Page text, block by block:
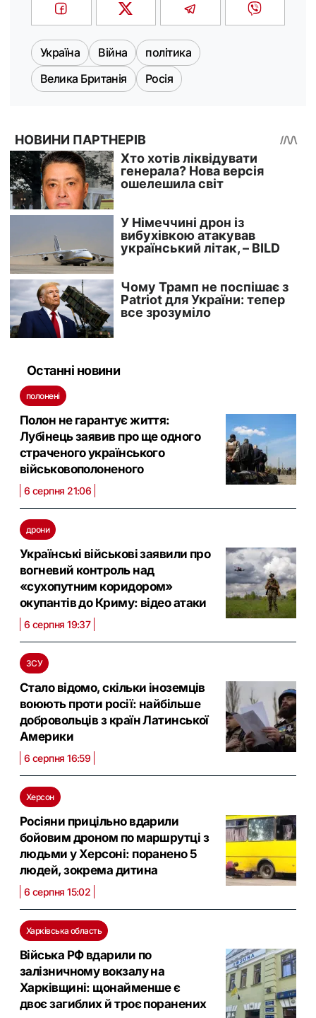
Україна Війна
політика
Велика Британія
Росія
Останні новини
полонені
Полон не гарантує життя:
Лубінець заявив про ще одного
страченого українського
військовополоненого
6 серпня 21:06
дрони
Українські військові заявили про
вогневий контроль над
«сухопутним коридором»
окупантів до Криму: відео атаки
6 серпня 19:37
ЗСУ
Стало відомо, скільки іноземців
воюють проти росії: найбільше
добровольців з країн Латинської
Америки
6 серпня 16:59
Херсон
Росіяни прицільно вдарили
бойовим дроном по маршрутці з
людьми у Херсоні: поранено 5
людей, зокрема дитина
6 серпня 15:02
Харківська область
Війська РФ вдарили по
залізничному вокзалу на
Харківщині: щонайменше є
двоє загиблих й троє поранених